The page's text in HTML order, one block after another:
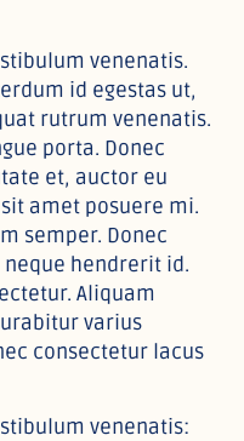
venenatis.
id egestas ut,
rutrum venenatis.
porta. Donec
et, auctor eu
amet posuere mi.
semper. Donec
hendrerit id.
Aliquam
varius
consectetur lacus
venenatis: